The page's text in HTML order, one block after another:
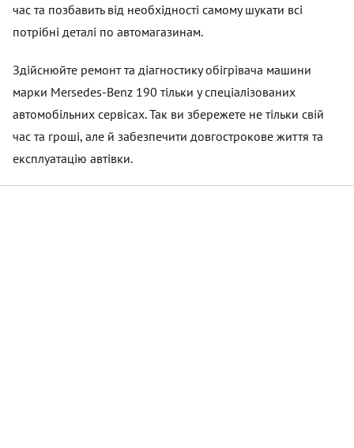
час та позбавить від необхідності самому шукати всі
потрібні деталі по автомагазинам.
Здійснюйте ремонт та діагностику обігрівача машини
марки Mersedes-Benz 190 тільки у спеціалізованих
автомобільних сервісах. Так ви збережете не тільки свій
час та гроші, але й забезпечити довгострокове життя та
експлуатацію автівки.